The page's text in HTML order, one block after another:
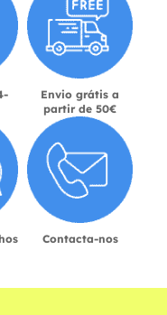
Envio grátis a
partir de 50€
Contacta-nos